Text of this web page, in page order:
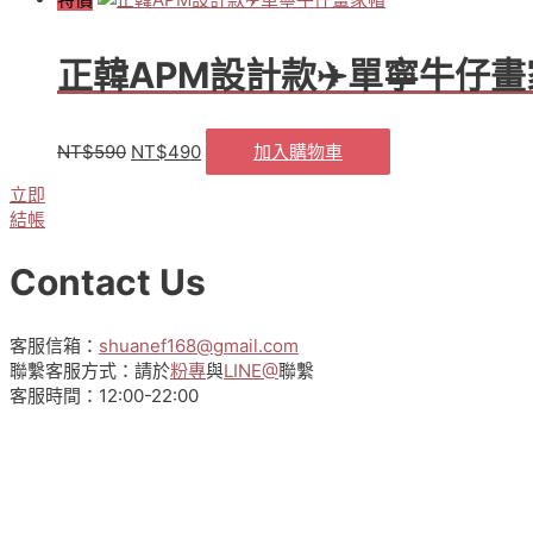
正韓APM設計款✈️單寧牛仔
NT$590 原
NT$490目
前
加入購物車
立即
結帳
Contact Us
客服信箱： shuanef168@gmail.com
聯繫客服方式：請於粉專與LINE@聯繫
客服時間：12:00-22:00